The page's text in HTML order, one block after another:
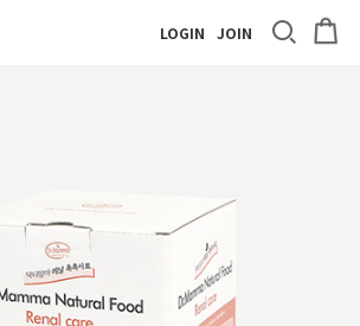
LOGIN JOIN